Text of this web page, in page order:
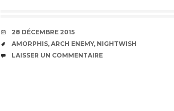
DATE
28 DÉCEMBRE 2015
ÉTIQUETTES
AMORPHIS, ARCH ENEMY, NIGHTWISH
COMMENTAIRES
LAISSER UN COMMENTAIRE